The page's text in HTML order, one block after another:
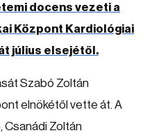
docens vezeti a
Központ Kardiológiai
július elsejétől.
Szabó Zoltán
elnökétől vette át. A
Csanádi Zoltán